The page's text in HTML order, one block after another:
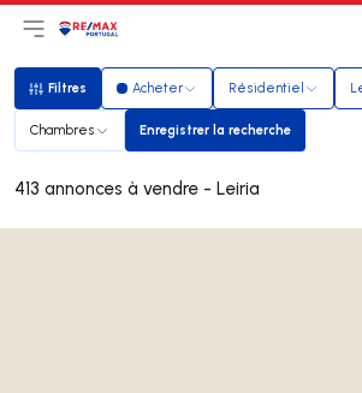
Ouvrir le menu principal
LogoAller à la page d’accueil
Filtres
Filtres Acheter Résidentiel
Chambres Enregistrer la recherche
Enregistrer la recherche
413 annonces à vendre - Leiria